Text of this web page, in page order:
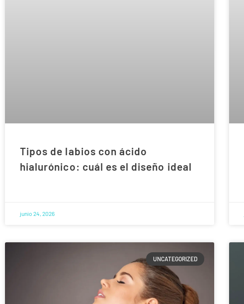
Tipos de labios con ácido
hialurónico: cuál es el diseño ideal
junio 24, 2026
UNCATEGORIZED